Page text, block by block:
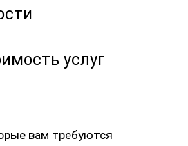
услуг
вам требуются